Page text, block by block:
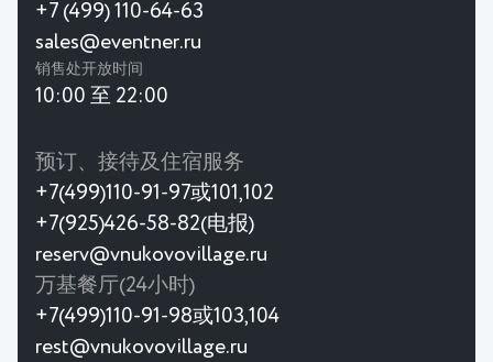
+7 (499) 110-64-63
sales@eventner.ru
销售处开放时间
10:00 至 22:00
预订、接待及住宿服务
+7(499)110-91-97或101,102
+7(925)426-58-82(电报)
reserv@vnukovovillage.ru
万基餐厅(24小时)
+7(499)110-91-98或103,104
rest@vnukovovillage.ru